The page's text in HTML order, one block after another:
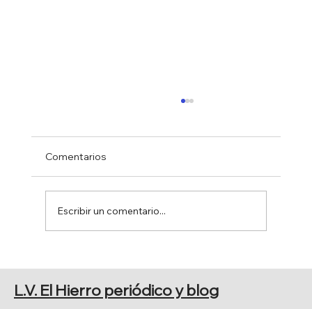
UNANIMIDAD LA MOCIÓN DE JAVIER
ARMAS.
Comentarios
Escribir un comentario...
L.V. El Hierro periódico y blog